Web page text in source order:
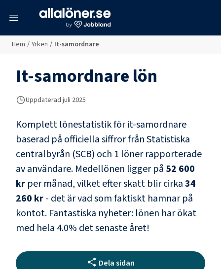
Hem / Yrken / It-samordnare
It-samordnarelön
Uppdaterad juli 2025
Komplett lönestatistik förit-samordnare
baserad på officiella siffror från Statistiska
centralbyrån (SCB) och 1 löner rapporterade
av användare. Medellönen ligger på 52 600
kr per månad, vilket efter skatt blir cirka34
260 kr- det är vad som faktiskt hamnar på
kontot. Fantastiska nyheter: lönen har ökat
med hela 4.0% det senaste året!
Dela sidan